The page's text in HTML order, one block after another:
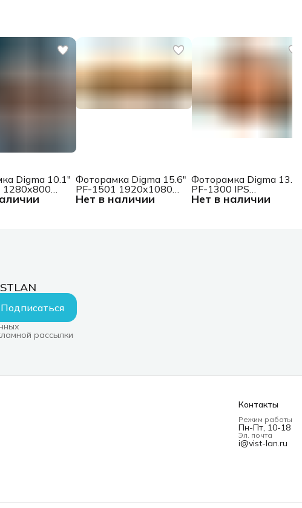
Digma 10.1"
1280x800
16Gb
Нет в наличии
Фоторамка Digma 15.6"
PF-1501 1920x1080
белый пластик ПДУ
Нет в наличии
Фоторамка Digma 13.3"
PF-1300 IPS
1920x1080 белый
Подписаться
рассылки
Контакты
Режим работы
Пн-Пт, 10-18
Эл. почта
i@vist-lan.ru